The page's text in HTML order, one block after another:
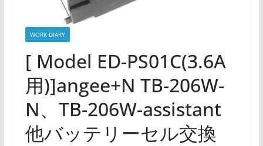
WORK DIARY
[ Model ED-PS01C(3.6A
用)]angee+N TB-206W-
N、TB-206W-assistant
他バッテリーセル交換